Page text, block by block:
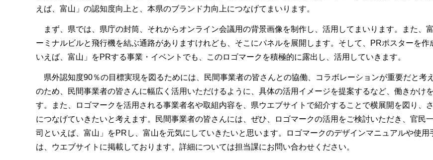
えば、富山」の認知度向上と、本県のブランド力向上につなげてまいります。
まず、県では、県庁の封筒、それからオンライン会議用の背景画像を制作し、活用してまいります。また、
ーミナルビルと飛行機を結ぶ通路がありますけれども、そこにパネルを展開します。そして、PRポスターを作
いえば、富山」をPRする事業・イベントでも、このロゴマークを積極的に露出し、活用していきます。
県外認知度90％の目標実現を図るためには、民間事業者の皆さんとの協働、コラボレーションが重要だと考
のため、民間事業者の皆さんに幅広く活用いただけるように、具体の活用イメージを提案するなど、働きかけ
す。また、ロゴマークを活用される事業者名や取組内容を、県ウエブサイトで紹介することで横展開を図り、
につなげていきたいと考えます。民間事業者の皆さんには、ぜひ、ロゴマークの活用をご検討いただき、官民
司といえば、富山」をPRし、富山を元気にしていきたいと思います。ロゴマークのデザインマニュアルや使用
は、ウエブサイトに掲載しております。詳細については担当課にお問い合わせください。